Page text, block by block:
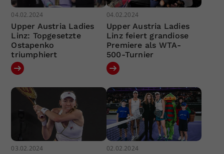
04.02.2024
Upper Austria Ladies
Linz: Topgesetzte
Ostapenko
triumphiert
04.02.2024
Upper Austria Ladies
Linz feiert grandiose
Premiere als WTA-
500-Turnier
03.02.2024 02.02.2024